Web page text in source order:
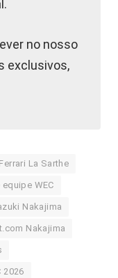
no nosso
exclusivos,
La Sarthe
WEC
Nakajima
Nakajima
2026